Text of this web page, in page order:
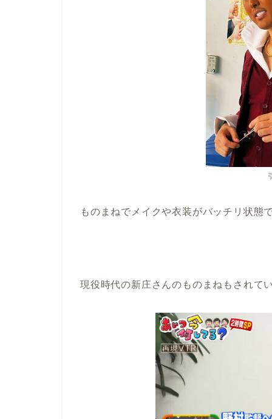
ものまねでメイクや衣装がバッチリ状態
現役時代の新庄さんのものまねもされて